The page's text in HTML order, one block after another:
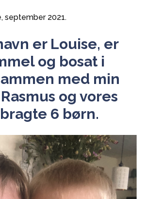
september 2021.
er Louise, er
og bosat i
med min
og vores
6 børn.